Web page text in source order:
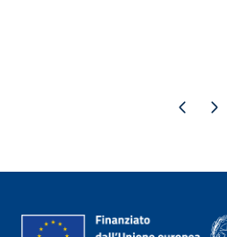
Pagina precedente
Pagina